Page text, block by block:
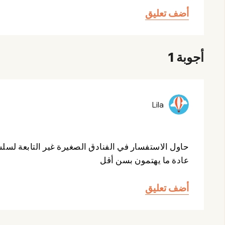
أضف تعليق
أجوبة 1
Lila
حاول الاستفسار في الفنادق الصغيرة غير التابعة
عادة ما يهتمون بسن أقل
أضف تعليق